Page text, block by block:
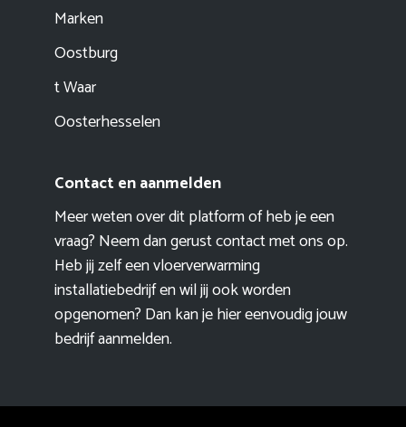
Marken
Oostburg
t Waar
Oosterhesselen
Contact en aanmelden
Meer weten over dit platform of heb je een
vraag? Neem dan gerust contact met ons op.
Heb jij zelf een vloerverwarming
installatiebedrijf en wil jij ook worden
opgenomen? Dan kan je hier eenvoudigjouw
bedrijf aanmelden.